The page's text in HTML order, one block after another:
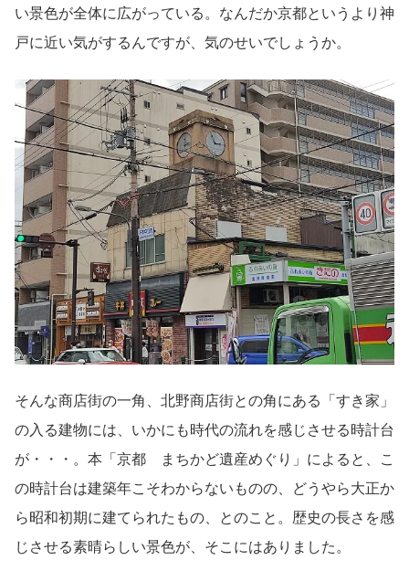
い景色が全体に広がっている。なんだか京都というより神
戸に近い気がするんですが、気のせいでしょうか。
そんな商店街の一角、北野商店街との角にある「すき家」
の入る建物には、いかにも時代の流れを感じさせる時計台
が・・・。本「京都 まちかど遺産めぐり」によると、こ
の時計台は建築年こそわからないものの、どうやら大正か
ら昭和初期に建てられたもの、とのこと。歴史の長さを感
じさせる素晴らしい景色が、そこにはありました。